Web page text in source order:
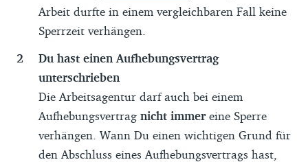
Arbeit durfte in einem vergleichbaren Fall keine
Sperrzeit verhängen.
Du hast einen Aufhebungsvertrag
unterschrieben
Die Arbeitsagentur darf auch bei einem
Aufhebungsvertrag nicht immer eine Sperre
verhängen. Wann Du einen wichtigen Grund für
den Abschluss eines Aufhebungsvertrags hast,